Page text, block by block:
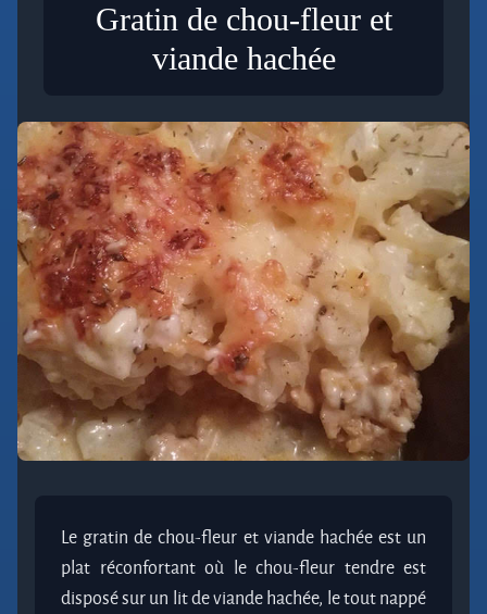
Gratin de chou-fleur et
viande hachée
Le gratin de chou-fleur et viande hachée est un
plat réconfortant où le chou-fleur tendre est
disposé sur un lit de viande hachée, le tout nappé